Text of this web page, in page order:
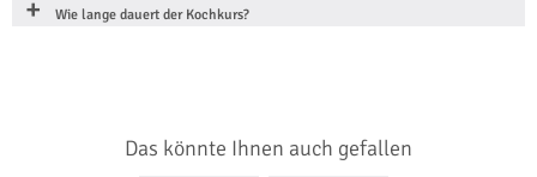
Wie lange dauert der Kochkurs?
Das könnte Ihnen auch gefallen